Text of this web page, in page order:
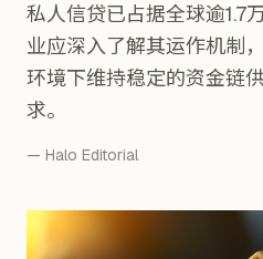
私人信贷已占据全球逾1.7
业应深入了解其运作机制
环境下维持稳定的资金链
求。
— Halo Editorial